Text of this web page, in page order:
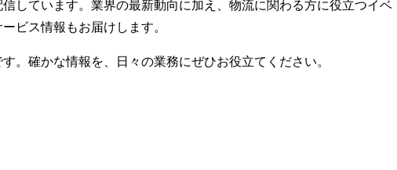
しています。業界の最新動向に加え、物流に関わる方に役立つイベ
ビス情報もお届けします。
。確かな情報を、日々の業務にぜひお役立てください。